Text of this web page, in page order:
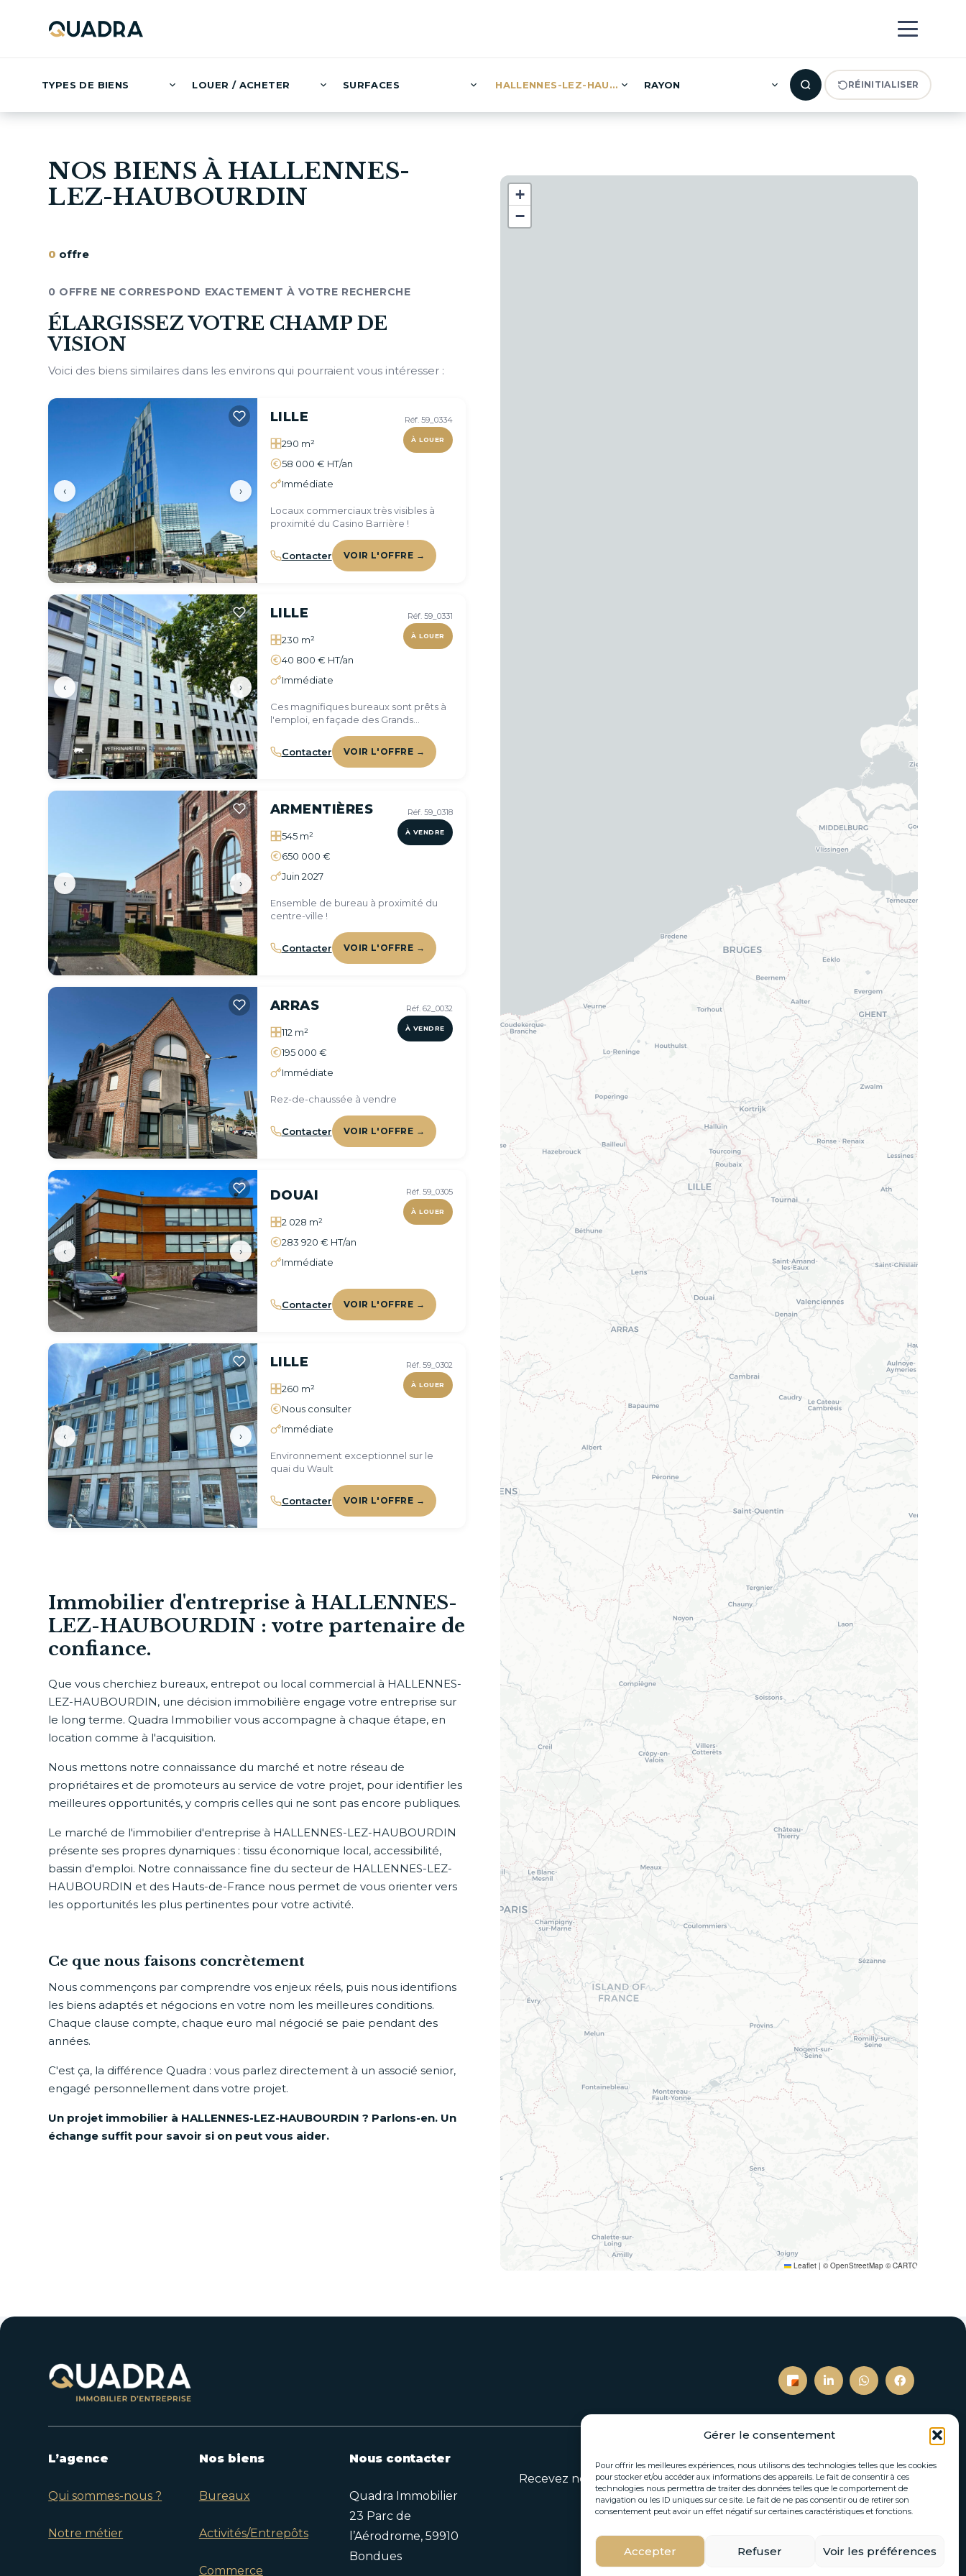
Gérer le consentement
Pour offrir les meilleures expériences, nous utilisons des technologies telles que les cookies
pour stocker et/ou accéder aux informations des appareils. Le fait de consentir à ces
technologies nous permettra de traiter des données telles que le comportement de
navigation ou les ID uniques sur ce site. Le fait de ne pas consentir ou de retirer son
consentement peut avoir un effet négatif sur certaines caractéristiques et fonctions.
Accepter Refuser Voir les préférences
TYPES DE BIENS LOUER / ACHETER SURFACES HALLENNES-LEZ-HAUBOURDIN (0)
RAYON RÉINITIALISER
NOS BIENS À HALLENNES-
LEZ-HAUBOURDIN
0 offre
0 OFFRE NE CORRESPOND EXACTEMENT À VOTRE RECHERCHE
ÉLARGISSEZ VOTRE CHAMP DE
VISION
Voici des biens similaires dans les environs qui pourraient vous intéresser :
‹ ›
Réf. 59_0334
À LOUER
LILLE
290 m²
58 000 € HT/an
Immédiate
Locaux commerciaux très visibles à
proximité du Casino Barrière !
Contacter VOIR L'OFFRE →
‹ ›
Réf. 59_0331
À LOUER
LILLE
230 m²
40 800 € HT/an
Immédiate
Ces magnifiques bureaux sont prêts à
l'emploi, en façade des Grands
Contacter
VOIR L'OFFRE →
‹ ›
Réf. 59_0318
À VENDRE
ARMENTIÈRES
545 m²
650 000 €
Juin 2027
Ensemble de bureau à proximité du
centre-ville !
Contacter VOIR L'OFFRE →
Réf. 62_0032
À VENDRE
ARRAS
112 m²
195 000 €
Immédiate
Rez-de-chaussée à vendre
Contacter VOIR L'OFFRE →
‹ ›
Réf. 59_0305
À LOUER
DOUAI
2 028 m²
283 920 € HT/an
Immédiate
Contacter VOIR L'OFFRE →
‹ ›
Réf. 59_0302
À LOUER
LILLE
260 m²
Nous consulter
Immédiate
Environnement exceptionnel sur le
quai du Wault
Contacter VOIR L'OFFRE →
Immobilier d'entreprise à HALLENNES-
LEZ-HAUBOURDIN : votre partenaire de
confiance.
Que vous cherchiez bureaux, entrepot ou local commercial à HALLENNES-
LEZ-HAUBOURDIN, une décision immobilière engage votre entreprise sur
le long terme. Quadra Immobilier vous accompagne à chaque étape, en
location comme à l'acquisition.
Nous mettons notre connaissance du marché et notre réseau de
propriétaires et de promoteurs au service de votre projet, pour identifier les
meilleures opportunités, y compris celles qui ne sont pas encore publiques.
Le marché de l'immobilier d'entreprise à HALLENNES-LEZ-HAUBOURDIN
présente ses propres dynamiques : tissu économique local, accessibilité,
bassin d'emploi. Notre connaissance fine du secteur de HALLENNES-LEZ-
HAUBOURDIN et des Hauts-de-France nous permet de vous orienter vers
les opportunités les plus pertinentes pour votre activité.
Ce que nous faisons concrètement
Nous commençons par comprendre vos enjeux réels, puis nous identifions
les biens adaptés et négocions en votre nom les meilleures conditions.
Chaque clause compte, chaque euro mal négocié se paie pendant des
années.
C'est ça, la différence Quadra : vous parlez directement à un associé senior,
engagé personnellement dans votre projet.
Un projet immobilier à HALLENNES-LEZ-HAUBOURDIN ? Parlons-en. Un
échange suffit pour savoir si on peut vous aider.
+
−
Leaflet | © OpenStreetMap © CARTO
L’agence
Qui sommes-nous ?
Notre métier
Nos biens
Bureaux
Activités/Entrepôts
Commerce
Nous contacter
Quadra Immobilier
23 Parc de
l’Aérodrome, 59910
Bondues
S’inscrire à notre newsletter
Recevez nos opportunités immobilières et actualités directement par
email.
*
m
S'INSCRIRE